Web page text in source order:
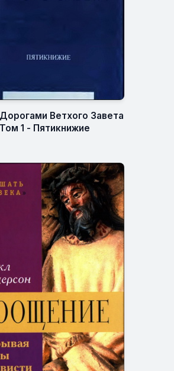
Ветхого Завета
1 - Пятикнижие